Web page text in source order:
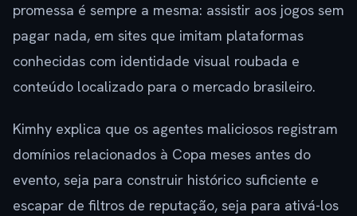
promessa é sempre a mesma: assistir aos jogos sem
pagar nada, em sites que imitam plataformas
conhecidas com identidade visual roubada e
conteúdo localizado para o mercado brasileiro.
Kimhy explica que os agentes maliciosos registram
domínios relacionados à Copa meses antes do
evento, seja para construir histórico suficiente e
escapar de filtros de reputação, seja para ativá-los